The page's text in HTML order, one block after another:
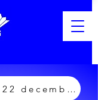
Nieuwsbrief 22 december 2025